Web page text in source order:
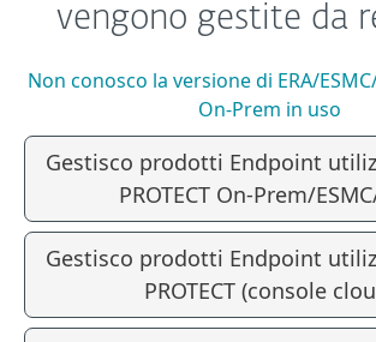
vengono gestite da
Non conosco la versione di ERA/ESMC/
On-Prem in uso
Gestisco prodotti Endpoint
PROTECT On-Prem/
Gestisco prodotti Endpoint
PROTECT (console